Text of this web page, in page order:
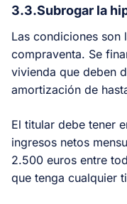
3.3.Subrogar la
Las condiciones son
compraventa. Se
vivienda que deben
amortización de
El titular debe tener
ingresos netos
2.500 euros entre
que tenga cualquier